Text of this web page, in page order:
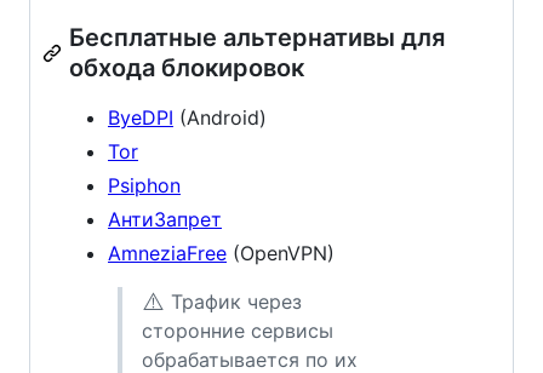
Бесплатные альтернативы для
обхода блокировок
ByeDPI (Android)
Tor
Psiphon
АнтиЗапрет
AmneziaFree (OpenVPN)
⚠️ Трафик через
сторонние сервисы
обрабатывается по их